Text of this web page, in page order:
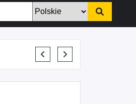
MARTYNA KUPIDURA KIKI